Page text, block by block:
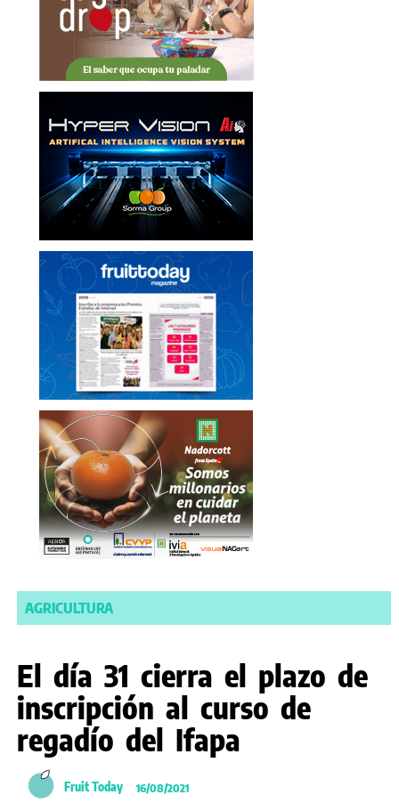
AGRICULTURA
El día 31 cierra el plazo de
inscripción al curso de
regadío del Ifapa
Fruit Today 16/08/2021